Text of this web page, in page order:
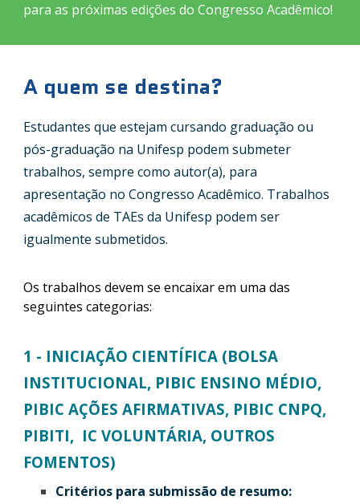
para as próximas edições do Congresso Acadêmico!
A quem se destina?
Estudantes que estejam cursando graduação ou
pós-graduação na Unifesp podem submeter
trabalhos, sempre como autor(a), para
apresentação no Congresso Acadêmico. Trabalhos
acadêmicos de TAEs da Unifesp podem ser
igualmente submetidos.
Os trabalhos devem se encaixar em uma das
seguintes categorias:
1 - INICIAÇÃO CIENTÍFICA (BOLSA
INSTITUCIONAL, PIBIC ENSINO MÉDIO,
PIBIC AÇÕES AFIRMATIVAS, PIBIC CNPQ,
PIBITI, IC VOLUNTÁRIA, OUTROS
FOMENTOS)
Critérios para submissão de resumo: